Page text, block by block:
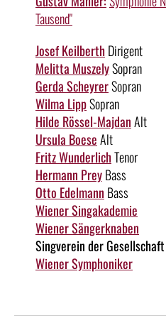
Tausend"
Josef KeilberthDirigent
Melitta MuszelySopran
Gerda ScheyrerSopran
Wilma LippSopran
Hilde Rössel-MajdanAlt
Ursula BoeseAlt
Fritz WunderlichTenor
Hermann PreyBass
Otto Edelmann Bass
Wiener Singakademie
Wiener Sängerknaben
Singverein der
Wiener Symphoniker